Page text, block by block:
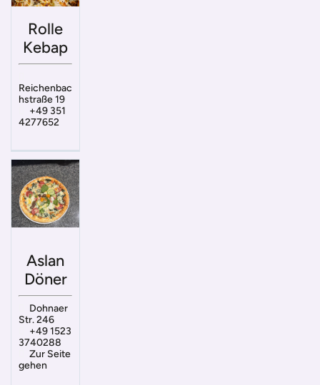
Rolle
Kebap
Reichenbac
hstraße 19
+49 351
4277652
Aslan
Döner
Dohnaer
Str. 246
+49 1523
3740288
Zur Seite
gehen